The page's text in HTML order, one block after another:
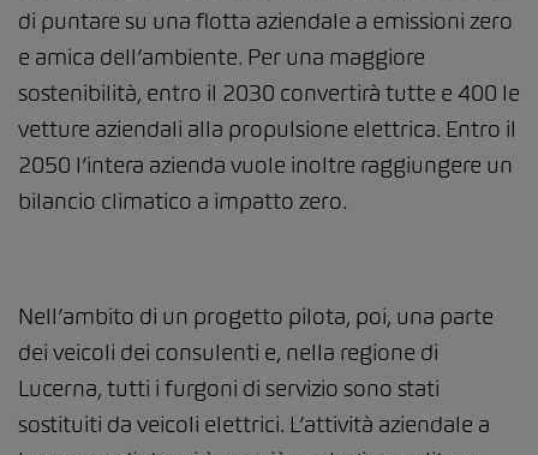
di puntare su una flotta aziendale a emissioni zero
e amica dell’ambiente. Per una maggiore
sostenibilità, entro il 2030 convertirà tutte e 400 le
vetture aziendali alla propulsione elettrica. Entro il
2050 l’intera azienda vuole inoltre raggiungere un
bilancio climatico a impatto zero.
Nell’ambito di un progetto pilota, poi, una parte
dei veicoli dei consulenti e, nella regione di
Lucerna, tutti i furgoni di servizio sono stati
sostituiti da veicoli elettrici. L’attività aziendale a